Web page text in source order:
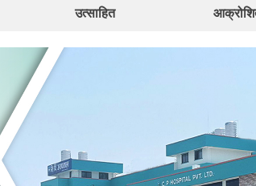
उत्साहित